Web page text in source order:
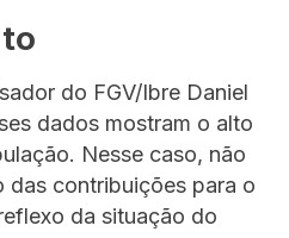
do FGV/Ibre Daniel
dados mostram o alto
Nesse caso, não
das contribuições para o
da situação do